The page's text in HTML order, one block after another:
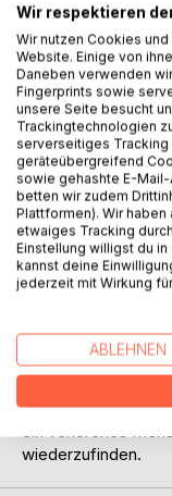
IN
Auf die Merkliste
Titel bewerten
Ein spannendes
Ohwie verläuft
sie durch die
wiederzufinden.
Wir respektieren
Wir nutzen Cookies
Website. Einige von
Daneben verwenden
Fingerprints sowie
unsere Seite besucht
Trackingtechnologien
serverseitiges
geräteübergreifend
sowie gehashte E-
betten wir zudem
Plattformen). Wir
etwaiges Tracking
Einstellung willigst du
kannst deine
jederzeit mit Wirkung
ABLEHNEN